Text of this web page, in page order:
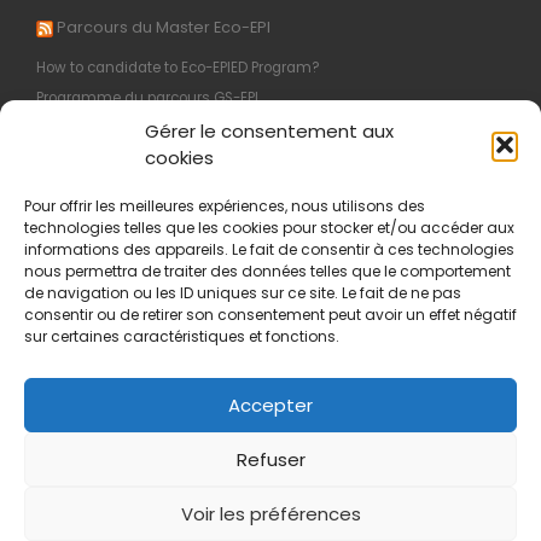
Gérer le consentement aux
cookies
Pour offrir les meilleures expériences, nous utilisons des
technologies telles que les cookies pour stocker et/ou accéder aux
informations des appareils. Le fait de consentir à ces technologies
nous permettra de traiter des données telles que le comportement
de navigation ou les ID uniques sur ce site. Le fait de ne pas
consentir ou de retirer son consentement peut avoir un effet négatif
sur certaines caractéristiques et fonctions.
Accepter
Refuser
Voir les préférences
Parcours du Master Eco-EPI
How to candidate to Eco-EPIED Program?
Programme du parcours GS-EPI
Objectifs du parcours GS-EPI
M1 : Organisation et Programme
Informations légales
Politique de confidentialité
Master Éco-EPIdémiologie – Eco-Epidemiologie